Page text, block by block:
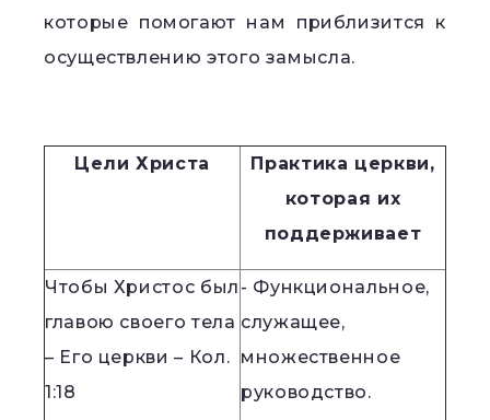
которые помогают нам приблизится к
осуществлению этого замысла.
Цели Христа
Практика церкви,
которая их
поддерживает
Чтобы Христос был
главою своего тела
– Его церкви – Кол.
1:18
- Функциональное,
служащее,
множественное
руководство.